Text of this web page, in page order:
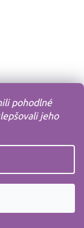
pohodlné
jeho